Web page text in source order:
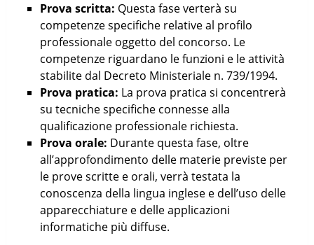
Prova scritta: Questa fase verterà su
competenze specifiche relative al profilo
professionale oggetto del concorso. Le
competenze riguardano le funzioni e le attività
stabilite dal Decreto Ministeriale n. 739/1994.
Prova pratica: La prova pratica si concentrerà
su tecniche specifiche connesse alla
qualificazione professionale richiesta.
Prova orale: Durante questa fase, oltre
all’approfondimento delle materie previste per
le prove scritte e orali, verrà testata la
conoscenza della lingua inglese e dell’uso delle
apparecchiature e delle applicazioni
informatiche più diffuse.